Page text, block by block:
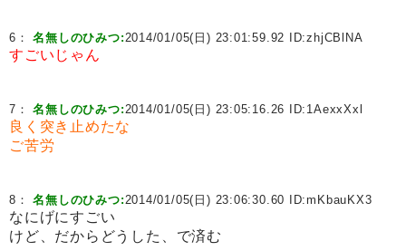
6：名無しのひみつ:2014/01/05(日) 23:01:59.92 ID:zhjCBlNA
すごいじゃん
7：名無しのひみつ:2014/01/05(日) 23:05:16.26 ID: 1AexxXxl
良く突き止めたな
ご苦労
8：名無しのひみつ:2014/01/05(日) 23:06:30.60 ID:mKbauKX3
なにげにすごい
けど、だからどうした、で済む